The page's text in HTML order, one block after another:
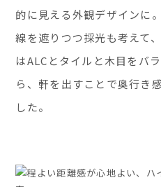
的に見える外観デザインに
線を遮りつつ採光も考えて
はALCとタイルと木目をバ
ら、軒を出すことで奥行き
した。